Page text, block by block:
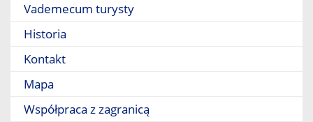
Vademecum turysty
Historia
Kontakt
Mapa
Współpraca z zagranicą